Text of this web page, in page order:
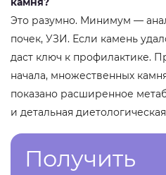
Это разумно. Минимум —
почек, УЗИ. Если камень
даст ключ к профилактике.
начала, множественных
показано расширенное
и детальная
Получить